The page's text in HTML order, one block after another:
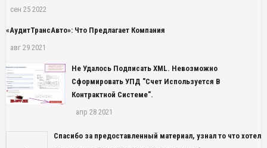
сен 25 2022
«АудитТрансАвто»: Что Предлагает Компания
авг 29 2021
Не Удалось Подписать XML. Невозможно
Сформировать УПД "Счет Используется В
Контрактной Системе".
апр 28 2021
Спасибо за предоставленный материал, узнал то что хотел